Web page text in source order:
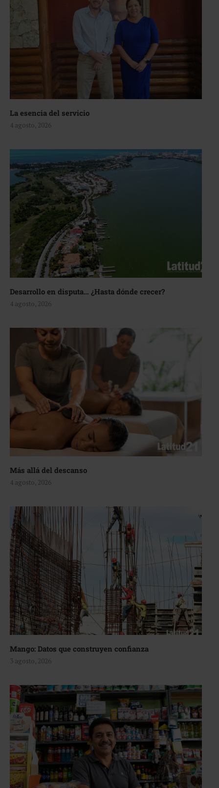
La esencia del servicio
4 agosto, 2026
Desarrollo en disputa… ¿Hasta dónde crecer?
4 agosto, 2026
Más allá del descanso
4 agosto, 2026
Mango: Datos que construyen confianza
3 agosto, 2026